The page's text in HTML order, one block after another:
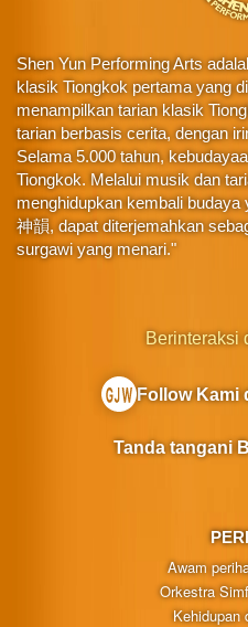
Shen Yun Performing Arts
klasik Tiongkok pertama yang
menampilkan tarian klasik
tarian berbasis cerita, dengan
Selama 5.000 tahun,
Tiongkok. Melalui musik dan
menghidupkan kembali budaya
神韻, dapat diterjemahkan
surgawi yang menari."
Awam
Orkestra
Kehidupan
Berinteraksi
Follow Kami
Tanda tangani